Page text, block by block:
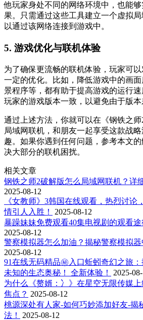
他玩家身处不同的网络环境中，也能
果。只需通过这些工具建立一个虚拟
以通过该网络连接到游戏中。
5. 游戏优化与联机体验
为了确保更流畅的联机体验，玩家可
一定的优化。比如，降低游戏中的画
景程序等，都有助于提高游戏的运行
玩家的游戏版本一致，以避免由于版本
通过上述方法，你就可以在《钢铁之
局域网联机，和朋友一起享受这款战
趣。如果你遇到任何问题，参考本文
决大部分的联机困扰。
相关文章
钢铁之师2破解版怎么局域网联机？详
2025-08-12
《女教师》3韩国在线观看，热烈讨论
情引人入胜！
2025-08-12
暴躁妹妹免费观看40集电视剧的观看
2025-08-12
警察模拟器怎么加油？揭秘警察模拟
2025-08-12
91在线无码精品㊙️入口蚯蚓奇幻之旅
未知的生态奥秘！ 全新体验！
2025-
为什么《赘婿：冫》在星空无限传媒
焦点？ 2025-08-12
桃源深处有人家-如何巧妙添加好友-揭
法！
2025-08-12